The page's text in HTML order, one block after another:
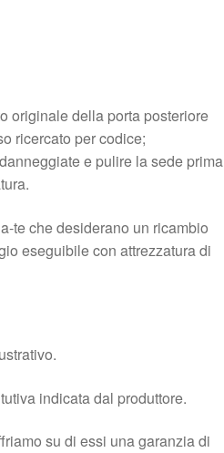
originale della porta posteriore
ricercato per codice;
e pulire la sede prima
te che desiderano un ricambio
eseguibile con attrezzatura di
indicata dal produttore.
su di essi una garanzia di